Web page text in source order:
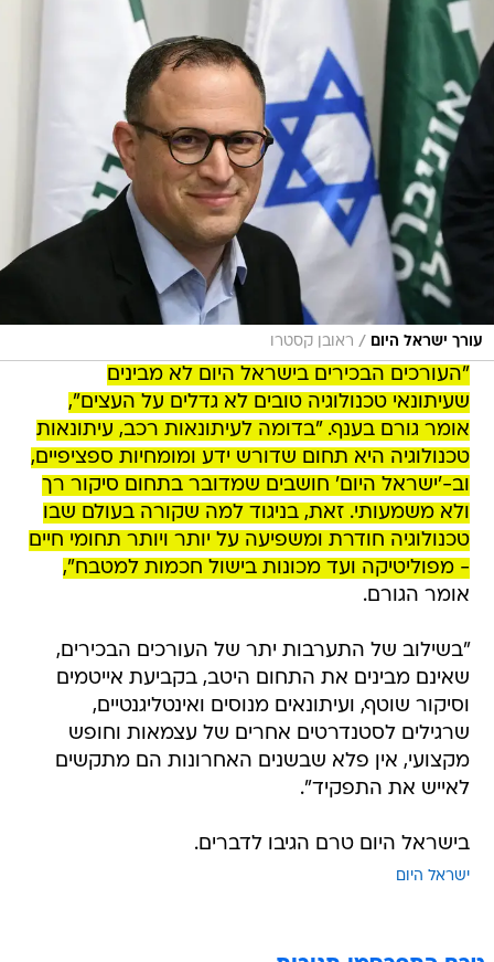
עורך ישראל היום / ראובן קסטרו
"העורכים הבכירים בישראל היום לא מבינים
שעיתונאי טכנולוגיה טובים לא גדלים על העצים",
אומר גורם בענף. "בדומה לעיתונאות רכב, עיתונאות
טכנולוגיה היא תחום שדורש ידע ומומחיות ספציפיים,
וב-'ישראל היום' חושבים שמדובר בתחום סיקור רך
ולא משמעותי. זאת, בניגוד למה שקורה בעולם שבו
טכנולוגיה חודרת ומשפיעה על יותר ויותר תחומי חיים
- מפוליטיקה ועד מכונות בישול חכמות למטבח",
אומר הגורם.
"בשילוב של התערבות יתר של העורכים הבכירים,
שאינם מבינים את התחום היטב, בקביעת אייטמים
וסיקור שוטף, ועיתונאים מנוסים ואינטליגנטיים,
שרגילים לסטנדרטים אחרים של עצמאות וחופש
מקצועי, אין פלא שבשנים האחרונות הם מתקשים
לאייש את התפקיד".
בישראל היום טרם הגיבו לדברים.
ישראל היום